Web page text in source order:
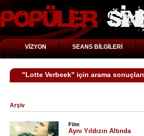
VİZYON SEANS BİLGİLERİ
"Lotte Verbeek" için arama sonuçları
Arşiv
Film
Aynı Yıldızın Altında